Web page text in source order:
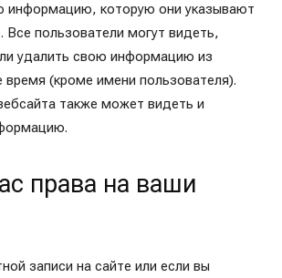
информацию, которую они указывают
Все пользователи могут видеть,
удалить свою информацию из
(кроме имени пользователя).
также может видеть и
права на ваши
записи на сайте или если вы